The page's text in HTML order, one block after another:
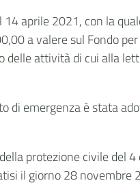
aprile 2021, con la
a valere sul Fondo
attività di cui alla
di emergenza è stata
protezione civile
il giorno 28